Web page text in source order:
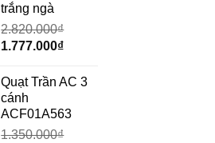
trắng ngà
2.820.000₫
Giá
là:
2.820.000₫.
1.777.000₫Giá
tại
1.777.000₫.
Quạt Trần AC 3
cánh
ACF01A563
1.350.000₫